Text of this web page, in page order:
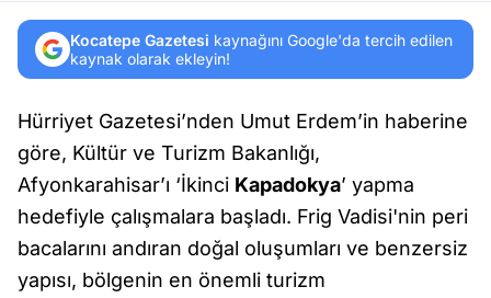
Kocatepe Gazetesi kaynağını Google'da tercih edilen
kaynak olarak ekleyin!
Hürriyet Gazetesi’nden Umut Erdem’in haberine
göre, Kültür ve Turizm Bakanlığı,
Afyonkarahisar’ı ‘İkinci Kapadokya’ yapma
hedefiyle çalışmalara başladı. Frig Vadisi'nin peri
bacalarını andıran doğal oluşumları ve benzersiz
yapısı, bölgenin en önemli turizm